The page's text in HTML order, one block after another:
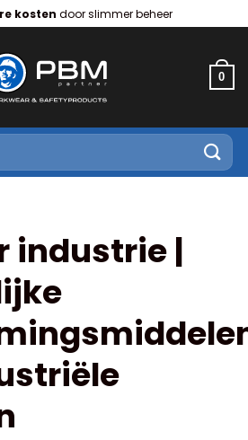
kosten door slimmer beheer
0
industrie |